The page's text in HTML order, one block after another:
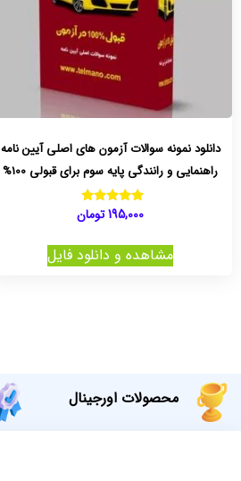
دانلود نمونه سوالات آزمون های اصلی آیین نامه
راهنمایی و رانندگی پایه سوم برای قبولی 100%
نمره
5.00195,000تومان
مشاهده و دانلود فایل
محصولات اورجینال